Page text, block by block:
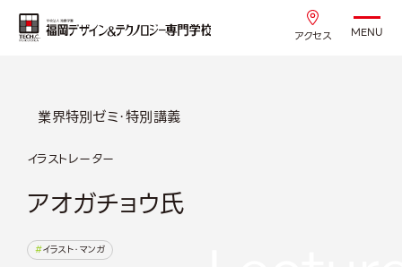
アクセス MENU
業界特別ゼミ・特別講義
イラストレーター
アオガチョウ氏
イラスト・マンガ